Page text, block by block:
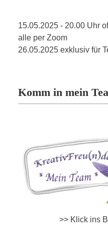
15.05.2025 - 20.00 Uhr
alle per Zoom
26.05.2025 exklusiv für
Komm in mein
>> Klick ins